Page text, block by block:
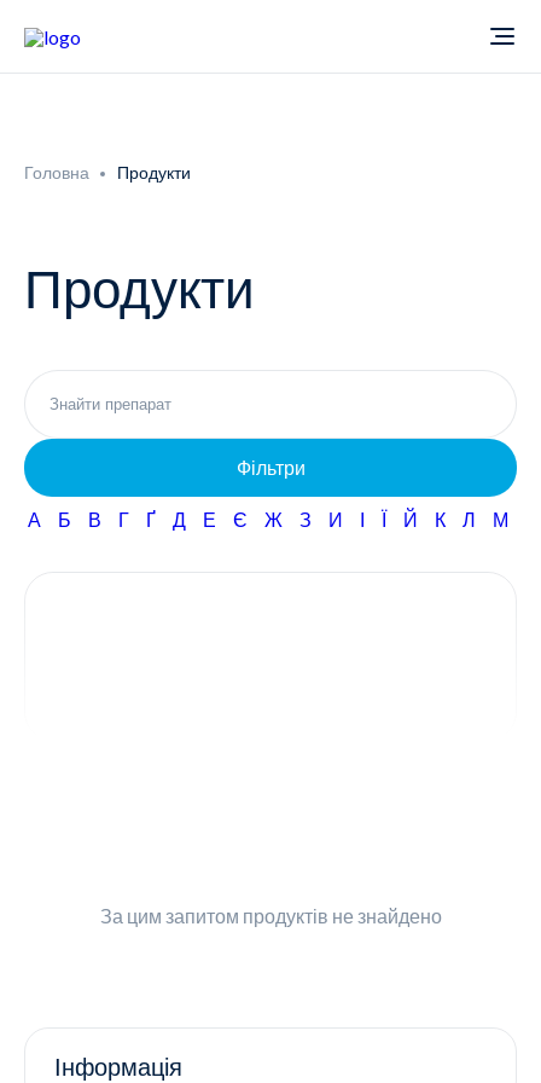
Новини
Неврологія
Всі продукти
Фармаконагляд
Кар'єра
Головна Продукти
Продукти
Фільтри
А Б В Г Ґ Д Е Є Ж З И І Ї Й К Л М
За цим запитом продуктів не знайдено
Інформація